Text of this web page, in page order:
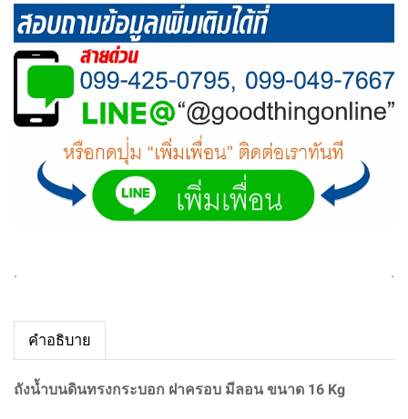
. .
คำอธิบาย
ถังน้ำบนดินทรงกระบอก ฝาครอบ มีลอน ขนาด 16 Kg